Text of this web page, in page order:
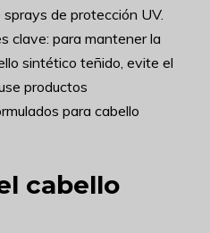
de protección UV.
clave: para mantener la
sintético teñido, evite el
productos
para cabello
cabello